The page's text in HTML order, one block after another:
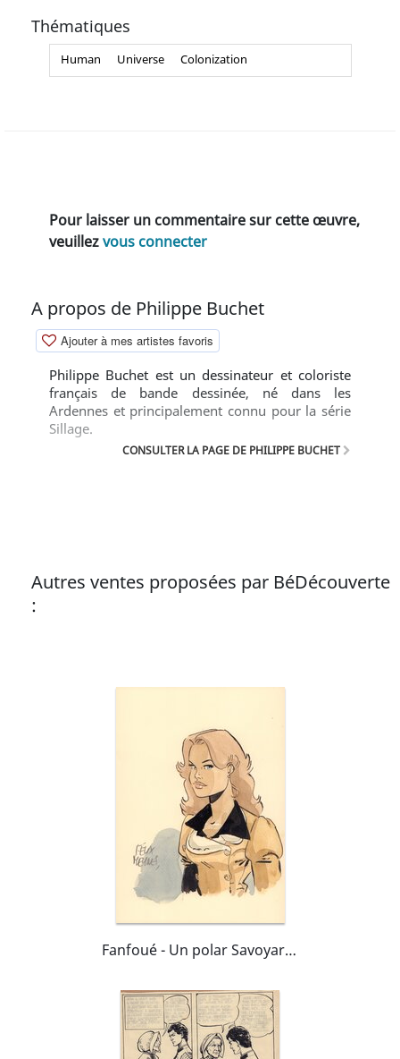
Thématiques
Human Universe Colonization
Pour laisser un commentaire sur cette œuvre,
veuillezvous connecter
A propos de Philippe Buchet
Ajouter à mes artistes favoris
Philippe Buchet est un dessinateur et coloriste
français de bande dessinée, né dans les
Ardennes et principalement connu pour la série
Sillage.
CONSULTER LA PAGE DE PHILIPPE BUCHET
Autres ventes proposées par BéDécouverte
:
Fanfoué - Un polar Savoyard 4 - L'Alpage disparu